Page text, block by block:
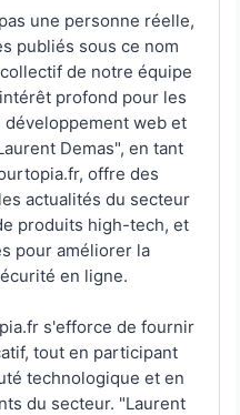
une personne réelle,
publiés sous ce nom
de notre équipe
profond pour les
web et
Demas", en tant
offre des
actualités du secteur
produits high-tech, et
pour améliorer la
en ligne.
s'efforce de fournir
tout en participant
technologique et en
du secteur. "Laurent